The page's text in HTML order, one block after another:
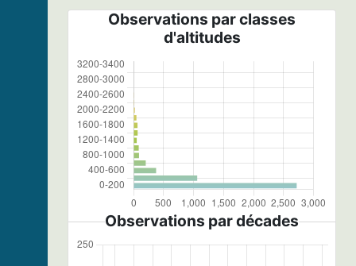
Observations par classes
d'altitudes
Observations par décades